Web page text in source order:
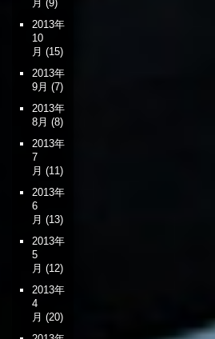
月 (9)
2013年
10
月 (15)
2013年
9月 (7)
2013年
8月 (8)
2013年
7
月 (11)
2013年
6
月 (13)
2013年
5
月 (12)
2013年
4
月 (20)